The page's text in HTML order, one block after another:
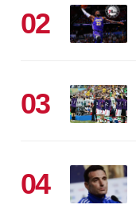
02
03
04